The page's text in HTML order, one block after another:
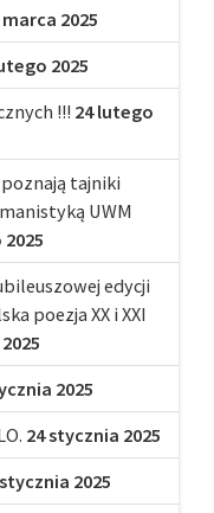
marca 2025
2025
!!! 24 lutego
tajniki
UWM
edycji
poezja XX i XXI
2025
24 stycznia 2025
2025